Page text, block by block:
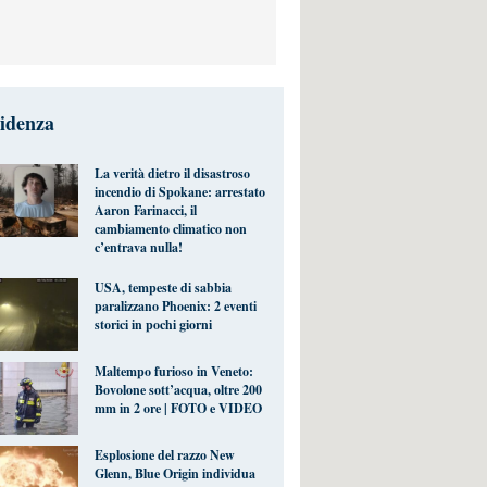
La verità dietro il disastroso
incendio di Spokane: arrestato
Aaron Farinacci, il
cambiamento climatico non
c’entrava nulla!
USA, tempeste di sabbia
paralizzano Phoenix: 2 eventi
storici in pochi giorni
Maltempo furioso in Veneto:
Bovolone sott’acqua, oltre 200
mm in 2 ore | FOTO e VIDEO
Esplosione del razzo New
Glenn, Blue Origin individua